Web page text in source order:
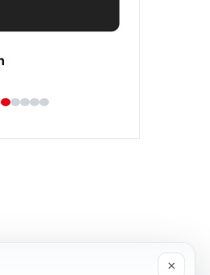
Bürosu
×